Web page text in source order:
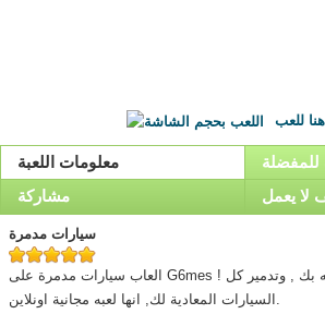
معلومات اللعبة
للمفضلة
مشاركة
لا يعمل
سيارات مدمرة
العاب سيارات مدمرة على G6mes ! قم بانهاء المهمات الخاصه بك , وتدمير كل
السيارات المعادية لك, انها لعبه مجانية اونلاين.